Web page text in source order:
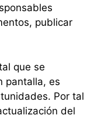
publicar
que se
pantalla, es
Por tal
del